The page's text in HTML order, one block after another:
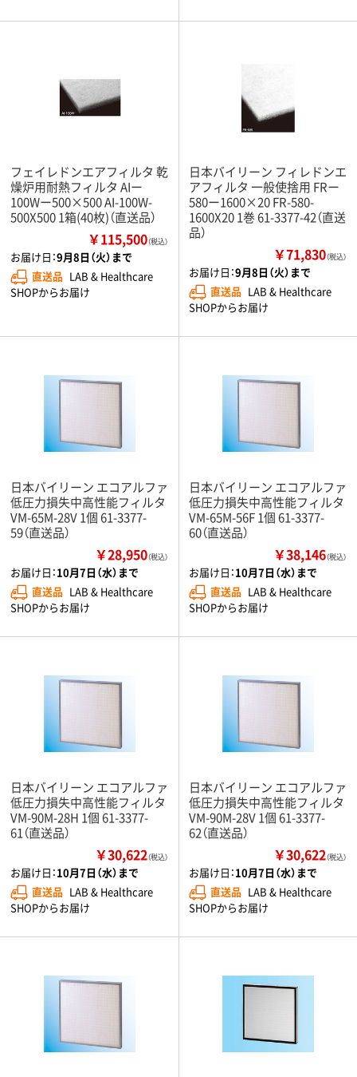
フェイレドンエアフィルタ 乾
燥炉用耐熱フィルタ AIー
100Wー500×500 AI-100W-
500X500 1箱(40枚)（直送品）
￥115,500（税込）
お届け日：9月8日（火）まで
直送品 LAB & Healthcare
SHOPからお届け
日本バイリーン フィレドンエ
アフィルタ 一般使捨用 FRー
580ー1600×20 FR-580-
1600X20 1巻 61-3377-42（直送
品）
￥71,830（税込）
お届け日：9月8日（火）まで
直送品 LAB & Healthcare
SHOPからお届け
日本バイリーン エコアルファ
低圧力損失中高性能フィルタ
VM-65M-28V 1個 61-3377-
59（直送品）
￥28,950（税込）
お届け日：10月7日（水）まで
直送品 LAB & Healthcare
SHOPからお届け
日本バイリーン エコアルファ
低圧力損失中高性能フィルタ
VM-65M-56F 1個 61-3377-
60（直送品）
￥38,146（税込）
お届け日：10月7日（水）まで
直送品 LAB & Healthcare
SHOPからお届け
日本バイリーン エコアルファ
低圧力損失中高性能フィルタ
VM-90M-28H 1個 61-3377-
61（直送品）
￥30,622（税込）
お届け日：10月7日（水）まで
直送品 LAB & Healthcare
SHOPからお届け
日本バイリーン エコアルファ
低圧力損失中高性能フィルタ
VM-90M-28V 1個 61-3377-
62（直送品）
￥30,622（税込）
お届け日：10月7日（水）まで
直送品 LAB & Healthcare
SHOPからお届け